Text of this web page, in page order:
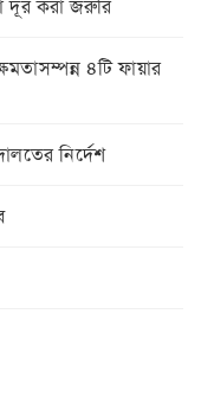
দূর করা জরুরি
৪টি ফায়ার
নির্দেশ